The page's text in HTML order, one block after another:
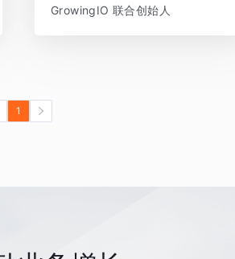
GrowingIO 联合创始人
1